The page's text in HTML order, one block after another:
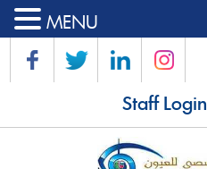
Staff Login
MENU